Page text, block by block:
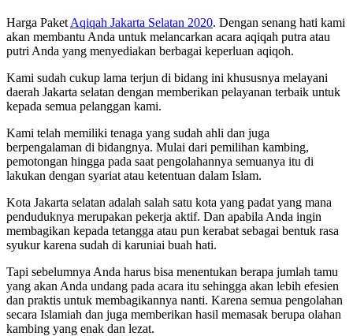
Harga Paket Aqiqah Jakarta Selatan 2020. Dengan senang hati kami
akan membantu Anda untuk melancarkan acara aqiqah putra atau
putri Anda yang menyediakan berbagai keperluan aqiqoh.
Kami sudah cukup lama terjun di bidang ini khususnya melayani
daerah Jakarta selatan dengan memberikan pelayanan terbaik untuk
kepada semua pelanggan kami.
Kami telah memiliki tenaga yang sudah ahli dan juga
berpengalaman di bidangnya. Mulai dari pemilihan kambing,
pemotongan hingga pada saat pengolahannya semuanya itu di
lakukan dengan syariat atau ketentuan dalam Islam.
Kota Jakarta selatan adalah salah satu kota yang padat yang mana
penduduknya merupakan pekerja aktif. Dan apabila Anda ingin
membagikan kepada tetangga atau pun kerabat sebagai bentuk rasa
syukur karena sudah di karuniai buah hati.
Tapi sebelumnya Anda harus bisa menentukan berapa jumlah tamu
yang akan Anda undang pada acara itu sehingga akan lebih efesien
dan praktis untuk membagikannya nanti. Karena semua pengolahan
secara Islamiah dan juga memberikan hasil memasak berupa olahan
kambing yang enak dan lezat.